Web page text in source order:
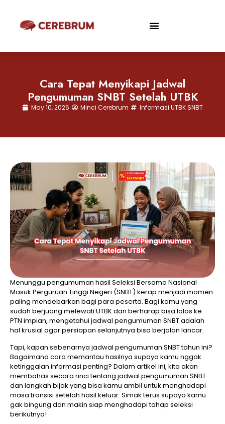
Cara Tepat Menyikapi Jadwal
Pengumuman SNBT Setelah UTBK
May 10, 2026 Minci Cerebrum Informasi UTBK SNBT
Menunggu pengumuman hasil Seleksi Bersama Nasional
Masuk Perguruan Tinggi Negeri (SNBT) kerap menjadi momen
paling mendebarkan bagi para peserta. Bagi kamu yang
sudah berjuang melewati UTBK dan berharap bisa lolos ke
PTN impian, mengetahui jadwal pengumuman SNBT adalah
hal krusial agar persiapan selanjutnya bisa berjalan lancar.
Tapi, kapan sebenarnya jadwal pengumuman SNBT tahun ini?
Bagaimana cara memantau hasilnya supaya kamu nggak
ketinggalan informasi penting? Dalam artikel ini, kita akan
membahas secara rinci tentang jadwal pengumuman SNBT
dan langkah bijak yang bisa kamu ambil untuk menghadapi
masa transisi setelah hasil keluar. Simak terus supaya kamu
gak bingung dan makin siap menghadapi tahap seleksi
berikutnya!